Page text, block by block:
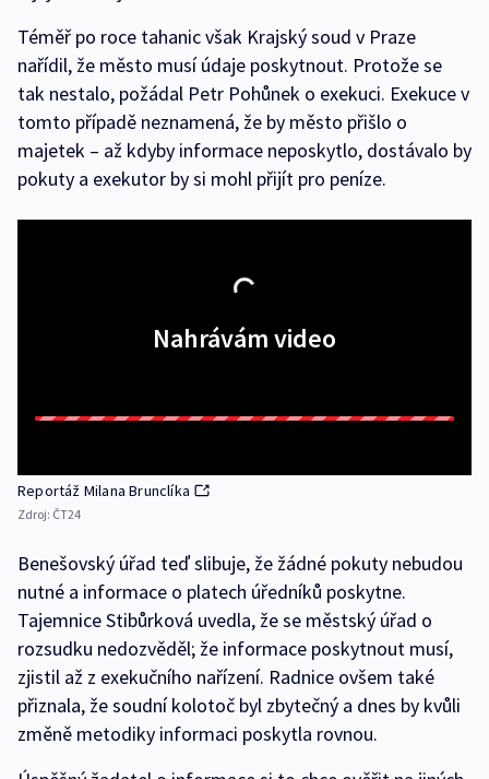
Téměř po roce tahanic však Krajský soud v Praze
nařídil, že město musí údaje poskytnout. Protože se
tak nestalo, požádal Petr Pohůnek o exekuci. Exekuce v
tomto případě neznamená, že by město přišlo o
majetek – až kdyby informace neposkytlo, dostávalo by
pokuty a exekutor by si mohl přijít pro peníze.
Nahrávám video
Reportáž Milana Brunclíka
Zdroj: ČT24
Benešovský úřad teď slibuje, že žádné pokuty nebudou
nutné a informace o platech úředníků poskytne.
Tajemnice Stibůrková uvedla, že se městský úřad o
rozsudku nedozvěděl; že informace poskytnout musí,
zjistil až z exekučního nařízení. Radnice ovšem také
přiznala, že soudní kolotoč byl zbytečný a dnes by kvůli
změně metodiky informaci poskytla rovnou.